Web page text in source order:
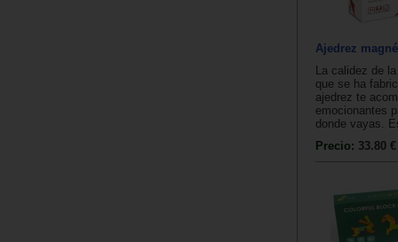
Ajedrez
La calidez de
que se ha
ajedrez te
emocionantes
donde vayas.
Precio: 33.80 €